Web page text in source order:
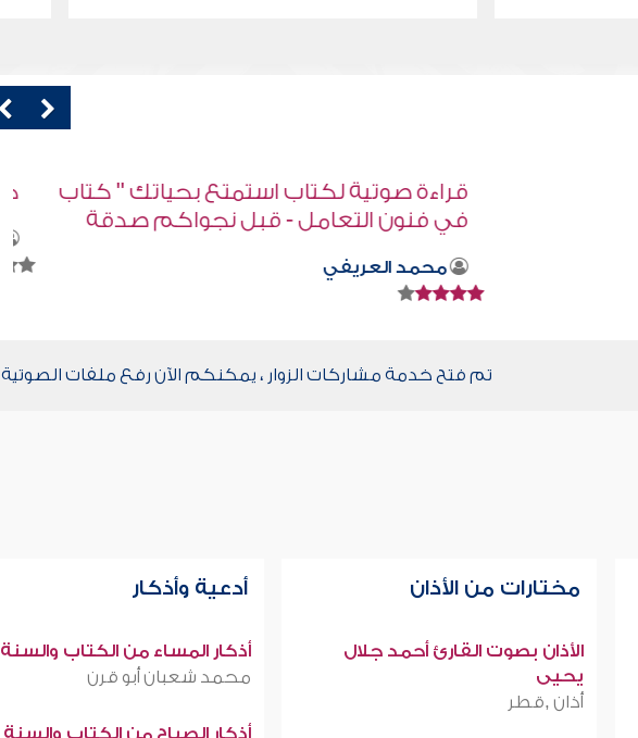
" كتاب
كتاب تلبيس إبليس 5
تم فتح خدمة مشاركات الزوار ، يمكنكم الآن رفع ملفات الصوتية
مختارات من الأذان
الأذان بصوت القارئ أحمد جلال
يحيى
أذان ,قطر
أدعية وأذكار
أذكار المساء من الكتاب والسنة
محمد شعبان أبو قرن
أذكار الصباح من الكتاب والسنة